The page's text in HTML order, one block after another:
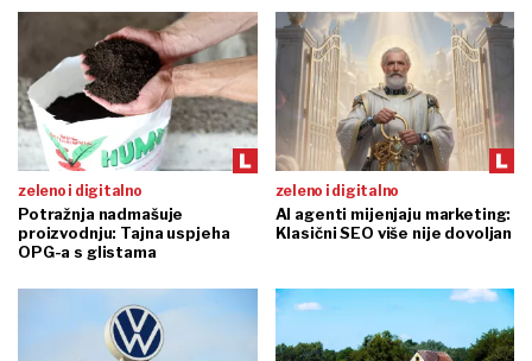
zeleno i digitalno
Potražnja nadmašuje
proizvodnju: Tajna uspjeha
OPG-a s glistama
zeleno i digitalno
AI agenti mijenjaju marketing:
Klasični SEO više nije dovoljan